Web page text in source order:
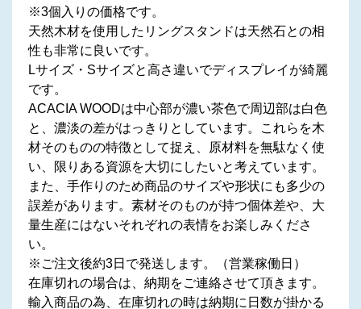
※3個入りの価格です。
天然木材を使用したリングスタンドは天然石との相
性も非常に良いです。
Lサイズ・Sサイズと高さ違いでディスプレイが綺麗
です。
ACACIA WOODは中心部が濃い茶色で周辺部は白色
と、濃淡の差がはっきりとしています。これらを木
材そのものの特徴として捉え、原材料を無駄なく使
い、限りある資源を大切にしたいと考えています。
また、手作りのため商品のサイズや形状にも多少の
誤差があります。素材そのものが持つ個体差や、大
量生産にはないそれぞれの表情をお楽しみくださ
い。
※ご注文後約3日で発送します。（営業稼働日）
在庫切れの場合は、納期をご連絡させて頂きます。
輸入商品の為、在庫切れの時は納期に日数が掛かる